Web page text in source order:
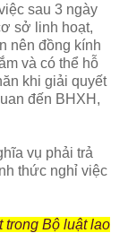
sau 3 ngày
sở linh hoạt,
nên đồng kính
và có thể hỗ
khi giải quyết
đến BHXH,
vụ phải trả
thức nghỉ việc
trong Bộ luật lao